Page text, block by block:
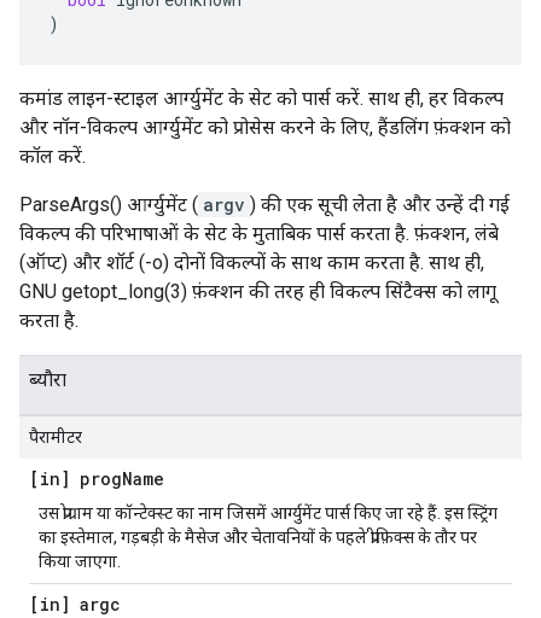
)
कमांड लाइन-स्टाइल आर्ग्युमेंट के सेट को पार्स करें. साथ ही, हर विकल्प
और नॉन-विकल्प आर्ग्युमेंट को प्रोसेस करने के लिए, हैंडलिंग फ़ंक्शन को
कॉल करें.
ParseArgs() आर्ग्युमेंट ( argv ) की एक सूची लेता है और उन्हें दी गई
विकल्प की परिभाषाओं के सेट के मुताबिक पार्स करता है. फ़ंक्शन, लंबे
(ऑप्ट) और शॉर्ट (-o) दोनों विकल्पों के साथ काम करता है. साथ ही,
GNU getopt_long(3) फ़ंक्शन की तरह ही विकल्प सिंटैक्स को लागू
करता है.
ब्यौरा
पैरामीटर
[in] progName
उस प्रोग्राम या कॉन्टेक्स्ट का नाम जिसमें आर्ग्युमेंट पार्स किए जा रहे हैं. इस स्ट्रिंग
का इस्तेमाल, गड़बड़ी के मैसेज और चेतावनियों के पहले प्रीफ़िक्स के तौर पर
किया जाएगा.
[in] argc